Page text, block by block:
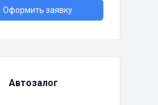
Оформить заявку
Автозалог